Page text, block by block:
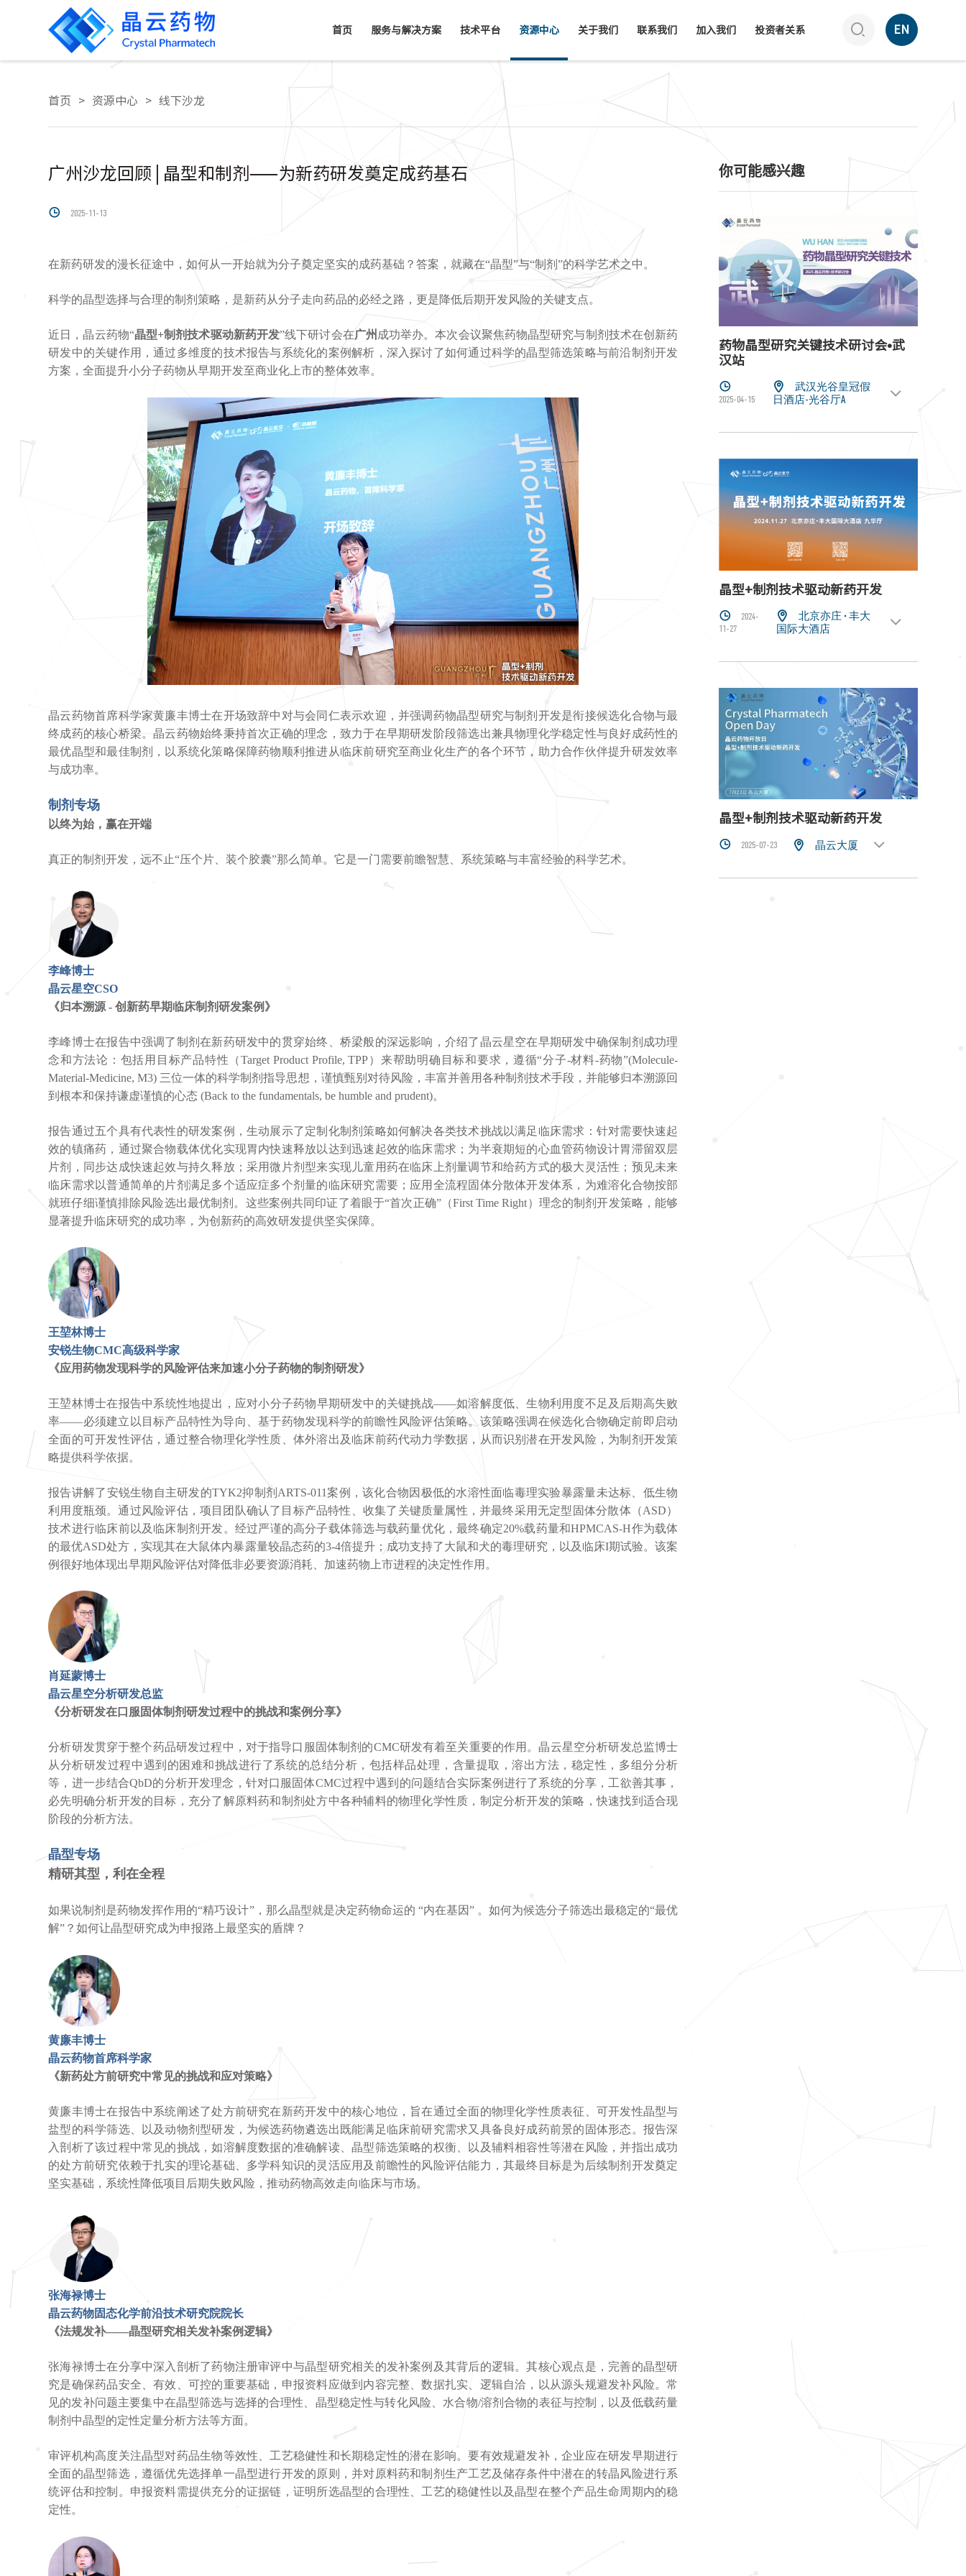
首页 服务与解决方案 技术平台 资源中心 关于我们 联系我们 加入我们 投资者关系  EN
首页 > 资源中心 > 线下沙龙
广州沙龙回顾 | 晶型和制剂——为新药研发奠定成药基石
 2025-11-13
在新药研发的漫长征途中，如何从一开始就为分子奠定坚实的成药基础？答案，就藏在“晶型”与“制剂”的科学艺术之中。
科学的晶型选择与合理的制剂策略，是新药从分子走向药品的必经之路，更是降低后期开发风险的关键支点。
近日，晶云药物“晶型+制剂技术驱动新药开发”线下研讨会在广州 成功举办。本次会议聚焦药物晶型研究与制剂技术在创新药
研发中的关键作用，通过多维度的技术报告与系统化的案例解析，深入探讨了如何通过科学的晶型筛选策略与前沿制剂开发
方案，全面提升小分子药物从早期开发至商业化上市的整体效率。
晶云药物首席科学家黄廉丰博士在开场致辞中对与会同仁表示欢迎，并强调药物晶型研究与制剂开发是衔接候选化合物与最
终成药的核心桥梁。晶云药物始终秉持首次正确的理念，致力于在早期研发阶段筛选出兼具物理化学稳定性与良好成药性的
最优晶型和最佳制剂，以系统化策略保障药物顺利推进从临床前研究至商业化生产的各个环节，助力合作伙伴提升研发效率
与成功率。
制剂专场
以终为始，赢在开端
真正的制剂开发，远不止“压个片、装个胶囊”那么简单。它是一门需要前瞻智慧、系统策略与丰富经验的科学艺术。
李峰博士
晶云星空CSO
《归本溯源 - 创新药早期临床制剂研发案例》
李峰博士在报告中强调了制剂在新药研发中的贯穿始终、桥梁般的深远影响，介绍了晶云星空在早期研发中确保制剂成功理
念和方法论：包括用目标产品特性（Target Product Profile, TPP）来帮助明确目标和要求，遵循“分子-材料-药物”(Molecule-
Material-Medicine, M3) 三位一体的科学制剂指导思想，谨慎甄别对待风险，丰富并善用各种制剂技术手段，并能够归本溯源回
到根本和保持谦虚谨慎的心态 (Back to the fundamentals, be humble and prudent)。
报告通过五个具有代表性的研发案例，生动展示了定制化制剂策略如何解决各类技术挑战以满足临床需求：针对需要快速起
效的镇痛药，通过聚合物载体优化实现胃内快速释放以达到迅速起效的临床需求；为半衰期短的心血管药物设计胃滞留双层
片剂，同步达成快速起效与持久释放；采用微片剂型来实现儿童用药在临床上剂量调节和给药方式的极大灵活性；预见未来
临床需求以普通简单的片剂满足多个适应症多个剂量的临床研究需要；应用全流程固体分散体开发体系，为难溶化合物按部
就班仔细谨慎排除风险选出最优制剂。这些案例共同印证了着眼于“首次正确”（First Time Right）理念的制剂开发策略，能够
显著提升临床研究的成功率，为创新药的高效研发提供坚实保障。
王堃林博士
安锐生物CMC高级科学家
《应用药物发现科学的风险评估来加速小分子药物的制剂研发》
王堃林博士在报告中系统性地提出，应对小分子药物早期研发中的关键挑战——如溶解度低、生物利用度不足及后期高失败
率——必须建立以目标产品特性为导向、基于药物发现科学的前瞻性风险评估策略。该策略强调在候选化合物确定前即启动
全面的可开发性评估，通过整合物理化学性质、体外溶出及临床前药代动力学数据，从而识别潜在开发风险，为制剂开发策
略提供科学依据。
报告讲解了安锐生物自主研发的TYK2抑制剂ARTS-011案例，该化合物因极低的水溶性面临毒理实验暴露量未达标、低生物
利用度瓶颈。通过风险评估，项目团队确认了目标产品特性、收集了关键质量属性，并最终采用无定型固体分散体（ASD）
技术进行临床前以及临床制剂开发。经过严谨的高分子载体筛选与载药量优化，最终确定20%载药量和HPMCAS-H作为载体
的最优ASD处方，实现其在大鼠体内暴露量较晶态药的3-4倍提升；成功支持了大鼠和犬的毒理研究，以及临床I期试验。该案
例很好地体现出早期风险评估对降低非必要资源消耗、加速药物上市进程的决定性作用。
肖延蒙博士
晶云星空分析研发总监
《分析研发在口服固体制剂研发过程中的挑战和案例分享》
分析研发贯穿于整个药品研发过程中，对于指导口服固体制剂的CMC研发有着至关重要的作用。晶云星空分析研发总监博士
从分析研发过程中遇到的困难和挑战进行了系统的总结分析，包括样品处理，含量提取，溶出方法，稳定性，多组分分析
等，进一步结合QbD的分析开发理念，针对口服固体CMC过程中遇到的问题结合实际案例进行了系统的分享，工欲善其事，
必先明确分析开发的目标，充分了解原料药和制剂处方中各种辅料的物理化学性质，制定分析开发的策略，快速找到适合现
阶段的分析方法。
晶型专场
精研其型，利在全程
如果说制剂是药物发挥作用的“精巧设计”，那么晶型就是决定药物命运的 “内在基因” 。如何为候选分子筛选出最稳定的“最优
解”？如何让晶型研究成为申报路上最坚实的盾牌？
黄廉丰博士
晶云药物首席科学家
《新药处方前研究中常见的挑战和应对策略》
黄廉丰博士在报告中系统阐述了处方前研究在新药开发中的核心地位，旨在通过全面的物理化学性质表征、可开发性晶型与
盐型的科学筛选、以及动物剂型研发，为候选药物遴选出既能满足临床前研究需求又具备良好成药前景的固体形态。报告深
入剖析了该过程中常见的挑战，如溶解度数据的准确解读、晶型筛选策略的权衡、以及辅料相容性等潜在风险，并指出成功
的处方前研究依赖于扎实的理论基础、多学科知识的灵活应用及前瞻性的风险评估能力，其最终目标是为后续制剂开发奠定
坚实基础，系统性降低项目后期失败风险，推动药物高效走向临床与市场。
张海禄博士
晶云药物固态化学前沿技术研究院院长
《法规发补——晶型研究相关发补案例逻辑》
张海禄博士在分享中深入剖析了药物注册审评中与晶型研究相关的发补案例及其背后的逻辑。其核心观点是，完善的晶型研
究是确保药品安全、有效、可控的重要基础，申报资料应做到内容完整、数据扎实、逻辑自洽，以从源头规避发补风险。常
见的发补问题主要集中在晶型筛选与选择的合理性、晶型稳定性与转化风险、水合物/溶剂合物的表征与控制，以及低载药量
制剂中晶型的定性定量分析方法等方面。
审评机构高度关注晶型对药品生物等效性、工艺稳健性和长期稳定性的潜在影响。要有效规避发补，企业应在研发早期进行
全面的晶型筛选，遵循优先选择单一晶型进行开发的原则，并对原料药和制剂生产工艺及储存条件中潜在的转晶风险进行系
统评估和控制。申报资料需提供充分的证据链，证明所选晶型的合理性、工艺的稳健性以及晶型在整个产品生命周期内的稳
定性。
你可能感兴趣
药物晶型研究关键技术研讨会•武
汉站

2025-04-15

武汉光谷皇冠假
日酒店-光谷厅A

晶型+制剂技术驱动新药开发

2024-
11-27

北京亦庄 · 丰大
国际大酒店

晶型+制剂技术驱动新药开发
 2025-07-23  晶云大厦 